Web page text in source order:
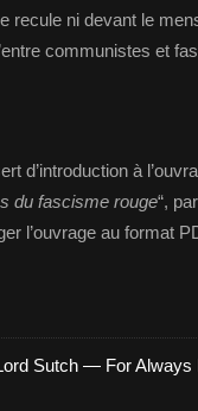
recule ni devant le
communistes et
d’introduction à
du fascisme rouge“,
l’ouvrage au format
Sutch — For Always